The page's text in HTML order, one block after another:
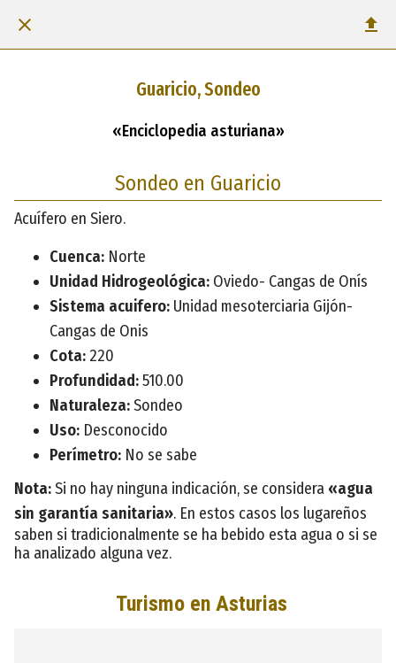
Guaricio, Sondeo
«Enciclopedia asturiana»
Sondeo en Guaricio
Acuífero en Siero.
Cuenca: Norte
Unidad Hidrogeológica: Oviedo- Cangas de Onís
Sistema acuifero: Unidad mesoterciaria Gijón-
Cangas de Onis
Cota: 220
Profundidad:510.00
Naturaleza:Sondeo
Uso: Desconocido
Perímetro: No se sabe
Nota:Si no hay ninguna indicación, se considera «agua
sin garantía sanitaria». En estos casos los lugareños
saben si tradicionalmente se ha bebido esta agua o si se
ha analizado alguna vez.